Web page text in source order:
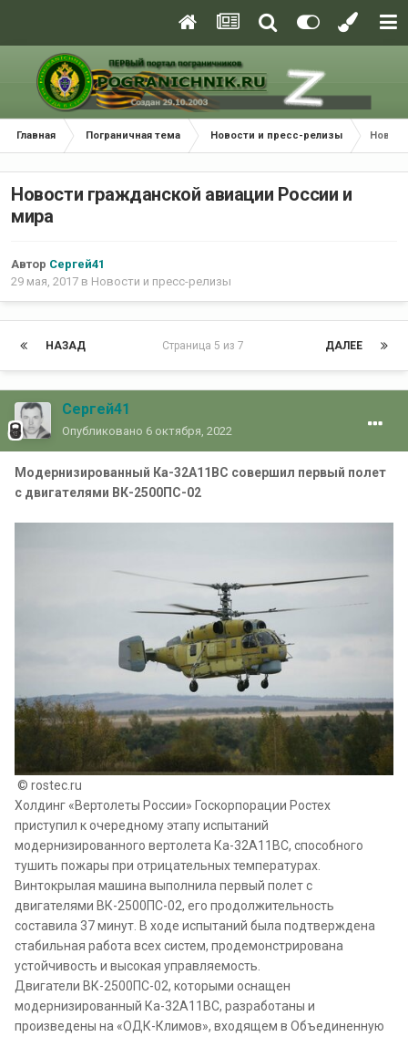
Главная Пограничная тема Новости и пресс-релизы
Новости гражданской авиации России и
мира
Автор Сергей41
29 мая, 2017 в Новости и пресс-релизы
НАЗАД ДАЛЕЕ
Страница 5 из 7
Сергей41
Опубликовано 6 октября, 2022
Модернизированный Ка-32А11ВС совершил первый полет
с двигателями ВК-2500ПС-02
© rostec.ru
Холдинг «Вертолеты России» Госкорпорации Ростех
приступил к очередному этапу испытаний
модернизированного вертолета Ка-32А11ВС, способного
тушить пожары при отрицательных температурах.
Винтокрылая машина выполнила первый полет с
двигателями ВК-2500ПС-02, его продолжительность
составила 37 минут. В ходе испытаний была подтверждена
стабильная работа всех систем, продемонстрирована
устойчивость и высокая управляемость.
Двигатели ВК-2500ПС-02, которыми оснащен
модернизированный Ка-32А11ВС, разработаны и
произведены на «ОДК-Климов», входящем в Объединенную